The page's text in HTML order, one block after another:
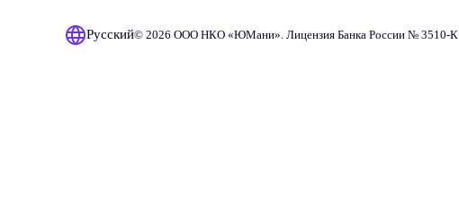
Русский© 2026 ООО НКО «ЮМани». Лицензия Банка России № 3510‑К